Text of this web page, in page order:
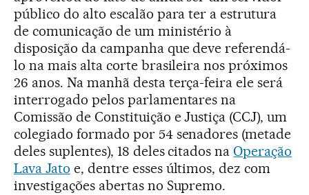
público do alto escalão para ter a estrutura
de comunicação de um ministério à
disposição da campanha que deve referendá-
lo na mais alta corte brasileira nos próximos
26 anos. Na manhã desta terça-feira ele será
interrogado pelos parlamentares na
Comissão de Constituição e Justiça (CCJ), um
colegiado formado por 54 senadores (metade
deles suplentes), 18 deles citados na Operação
Lava Jato e, dentre esses últimos, dez com
investigações abertas no Supremo.